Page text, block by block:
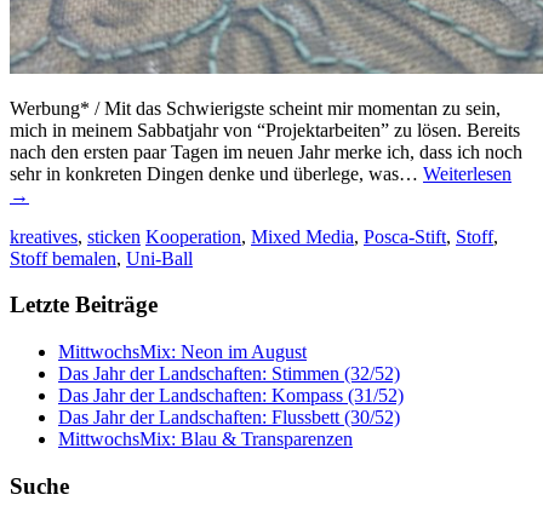
Werbung* / Mit das Schwierigste scheint mir momentan zu sein,
mich in meinem Sabbatjahr von “Projektarbeiten” zu lösen. Bereits
nach den ersten paar Tagen im neuen Jahr merke ich, dass ich noch
sehr in konkreten Dingen denke und überlege, was… Weiterlesen
→
kreatives, sticken Kooperation, Mixed Media, Posca-Stift, Stoff,
Stoff bemalen, Uni-Ball
Letzte Beiträge
MittwochsMix: Neon im August
Das Jahr der Landschaften: Stimmen (32/52)
Das Jahr der Landschaften: Kompass (31/52)
Das Jahr der Landschaften: Flussbett (30/52)
MittwochsMix: Blau & Transparenzen
Suche